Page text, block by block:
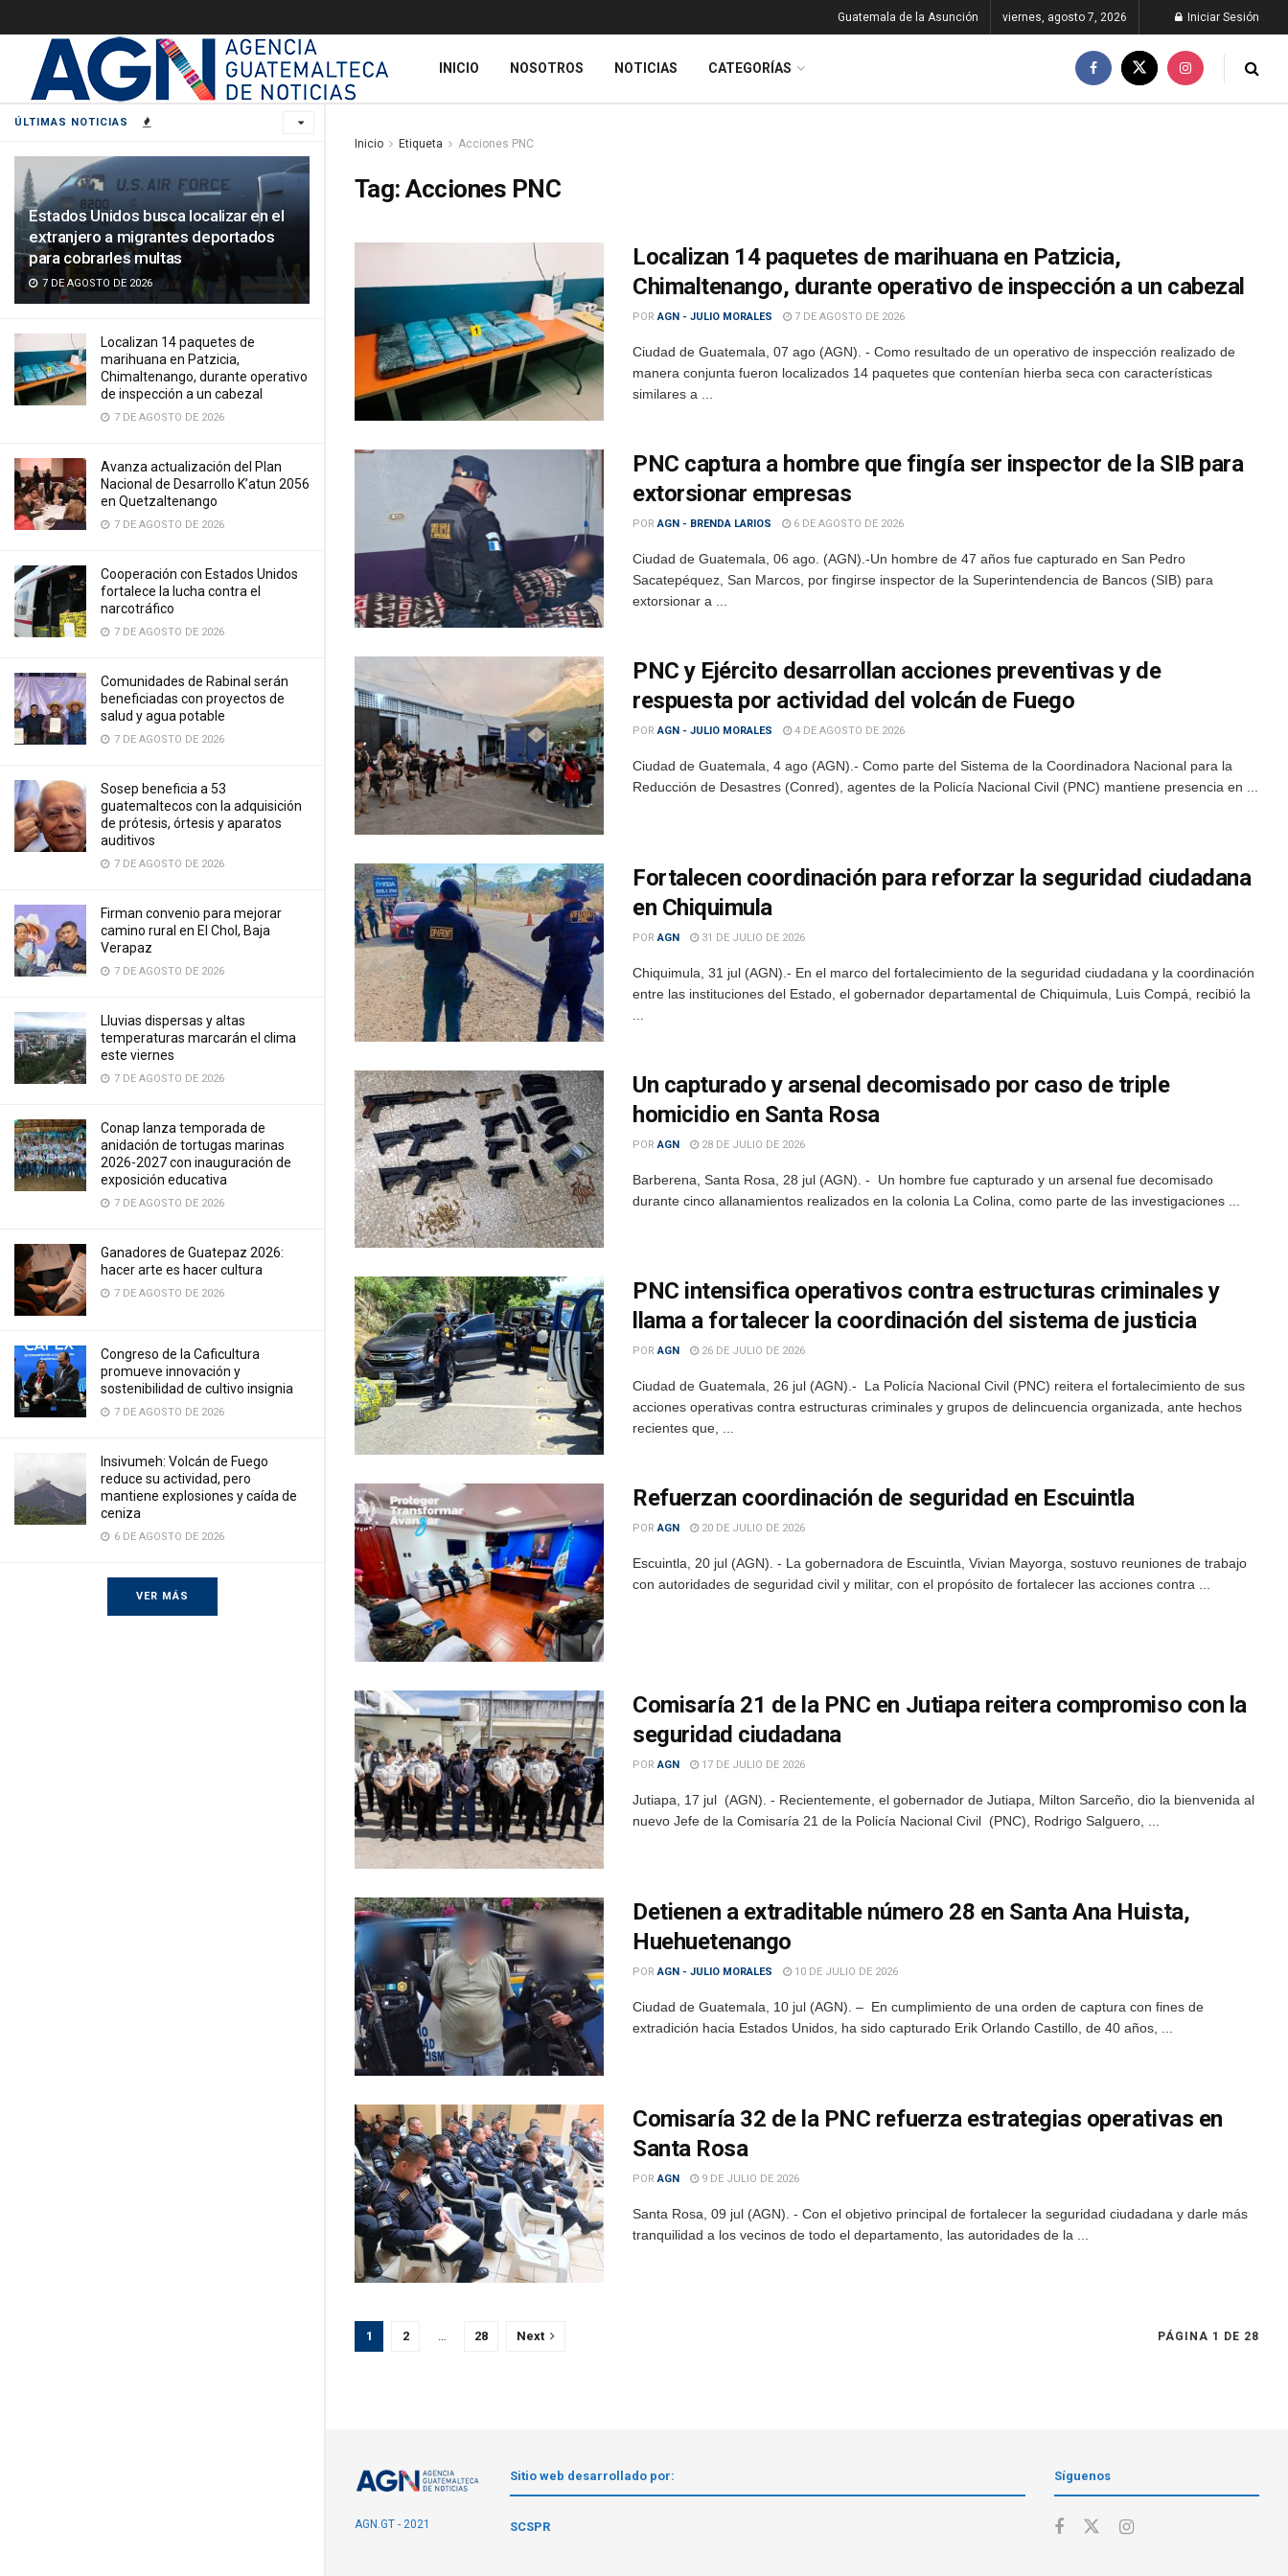
ÚLTIMAS NOTICIAS
Estados Unidos busca localizar en el
extranjero a migrantes deportados
para cobrarles multas
7 DE AGOSTO DE 2026
Localizan 14 paquetes de
marihuana en Patzicia,
Chimaltenango, durante operativo
de inspección a un cabezal
7 DE AGOSTO DE 2026
Avanza actualización del Plan
Nacional de Desarrollo K’atun 2056
en Quetzaltenango
7 DE AGOSTO DE 2026
Cooperación con Estados Unidos
fortalece la lucha contra el
narcotráfico
7 DE AGOSTO DE 2026
Comunidades de Rabinal serán
beneficiadas con proyectos de
salud y agua potable
7 DE AGOSTO DE 2026
Sosep beneficia a 53
guatemaltecos con la adquisición
de prótesis, órtesis y aparatos
auditivos
7 DE AGOSTO DE 2026
Firman convenio para mejorar
camino rural en El Chol, Baja
Verapaz
7 DE AGOSTO DE 2026
Lluvias dispersas y altas
temperaturas marcarán el clima
este viernes
7 DE AGOSTO DE 2026
Conap lanza temporada de
anidación de tortugas marinas
2026-2027 con inauguración de
exposición educativa
7 DE AGOSTO DE 2026
Ganadores de Guatepaz 2026:
hacer arte es hacer cultura
7 DE AGOSTO DE 2026
Congreso de la Caficultura
promueve innovación y
sostenibilidad de cultivo insignia
7 DE AGOSTO DE 2026
Insivumeh: Volcán de Fuego
reduce su actividad, pero
mantiene explosiones y caída de
ceniza
6 DE AGOSTO DE 2026
VER MÁS
Guatemala de la Asunción viernes, agosto 7, 2026 Iniciar Sesión
INICIO NOSOTROS NOTICIAS CATEGORÍAS
Inicio Etiqueta Acciones PNC
Tag:Acciones PNC
Localizan 14 paquetes de marihuana en Patzicia,
Chimaltenango, durante operativo de inspección a un cabezal
POR AGN - JULIO MORALES 7 DE AGOSTO DE 2026
Ciudad de Guatemala, 07 ago (AGN). - Como resultado de un operativo de inspección realizado de
manera conjunta fueron localizados 14 paquetes que contenían hierba seca con características
similares a ...
PNC captura a hombre que fingía ser inspector de la SIB para
extorsionar empresas
POR AGN - BRENDA LARIOS 6 DE AGOSTO DE 2026
Ciudad de Guatemala, 06 ago. (AGN).-Un hombre de 47 años fue capturado en San Pedro
Sacatepéquez, San Marcos, por fingirse inspector de la Superintendencia de Bancos (SIB) para
extorsionar a ...
PNC y Ejército desarrollan acciones preventivas y de
respuesta por actividad del volcán de Fuego
POR AGN - JULIO MORALES 4 DE AGOSTO DE 2026
Ciudad de Guatemala, 4 ago (AGN).- Como parte del Sistema de la Coordinadora Nacional para la
Reducción de Desastres (Conred), agentes de la Policía Nacional Civil (PNC) mantiene presencia en ...
Fortalecen coordinación para reforzar la seguridad ciudadana
en Chiquimula
POR AGN 31 DE JULIO DE 2026
Chiquimula, 31 jul (AGN).- En el marco del fortalecimiento de la seguridad ciudadana y la coordinación
entre las instituciones del Estado, el gobernador departamental de Chiquimula, Luis Compá, recibió la
Un capturado y arsenal decomisado por caso de triple
homicidio en Santa Rosa
POR AGN 28 DE JULIO DE 2026
Barberena, Santa Rosa, 28 jul (AGN). - Un hombre fue capturado y un arsenal fue decomisado
durante cinco allanamientos realizados en la colonia La Colina, como parte de las investigaciones ...
PNC intensifica operativos contra estructuras criminales y
llama a fortalecer la coordinación del sistema de justicia
POR AGN 26 DE JULIO DE 2026
Ciudad de Guatemala, 26 jul (AGN).- La Policía Nacional Civil (PNC) reitera el fortalecimiento de sus
acciones operativas contra estructuras criminales y grupos de delincuencia organizada, ante hechos
recientes que, ...
Refuerzan coordinación de seguridad en Escuintla
POR AGN 20 DE JULIO DE 2026
Escuintla, 20 jul (AGN). - La gobernadora de Escuintla, Vivian Mayorga, sostuvo reuniones de trabajo
con autoridades de seguridad civil y militar, con el propósito de fortalecer las acciones contra ...
Comisaría 21 de la PNC en Jutiapa reitera compromiso con la
seguridad ciudadana
POR AGN 17 DE JULIO DE 2026
Jutiapa, 17 jul (AGN). - Recientemente, el gobernador de Jutiapa, Milton Sarceño, dio la bienvenida al
nuevo Jefe de la Comisaría 21 de la Policía Nacional Civil (PNC), Rodrigo Salguero, ...
Detienen a extraditable número 28 en Santa Ana Huista,
Huehuetenango
POR AGN - JULIO MORALES 10 DE JULIO DE 2026
Ciudad de Guatemala, 10 jul (AGN). – En cumplimiento de una orden de captura con fines de
extradición hacia Estados Unidos, ha sido capturado Erik Orlando Castillo, de 40 años, ...
Comisaría 32 de la PNC refuerza estrategias operativas en
Santa Rosa
POR AGN 9 DE JULIO DE 2026
Santa Rosa, 09 jul (AGN). - Con el objetivo principal de fortalecer la seguridad ciudadana y darle más
tranquilidad a los vecinos de todo el departamento, las autoridades de la ...
PÁGINA 1 DE 28
1 2 28 Next
AGN.GT - 2021
Sitio web desarrollado por:
SCSPR
Síguenos